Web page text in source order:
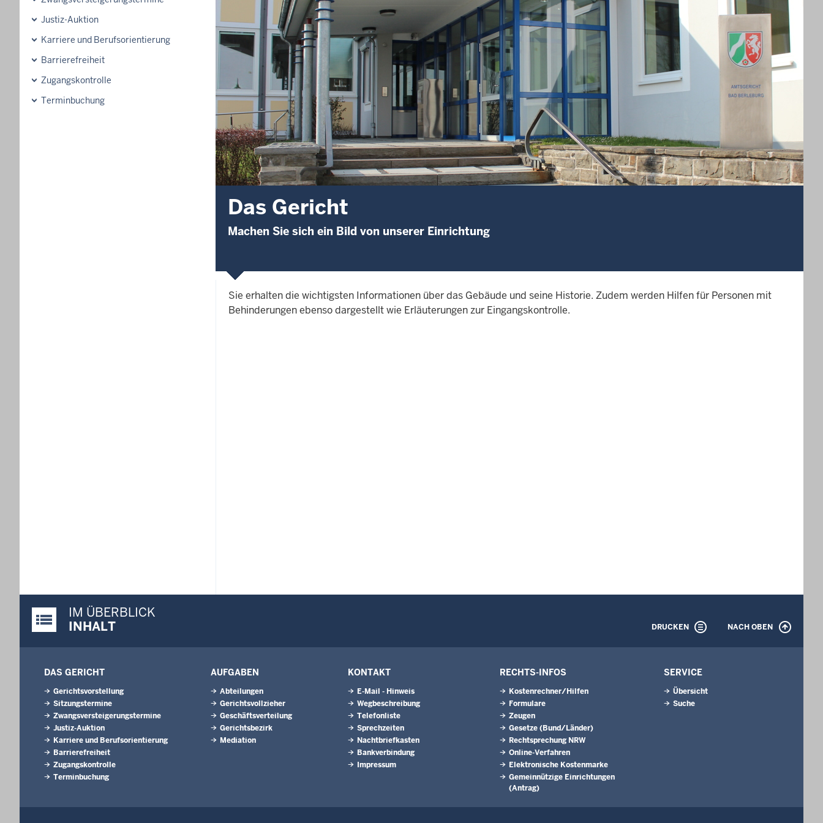
Justiz-Auktion
Karriere und Berufsorientierung
Barrierefreiheit
Zugangskontrolle
Terminbuchung
Das Gericht
Machen Sie sich ein Bild von unserer Einrichtung
Sie erhalten die wichtigsten Informationen über das Gebäude und seine Historie. Zudem werden Hilfen für Personen mit
Behinderungen ebenso dargestellt wie Erläuterungen zur Eingangskontrolle.
Justiz-Portal im Überblick:
IM ÜBERBLICK
INHALT
DRUCKEN NACH OBEN
DAS GERICHT
Gerichtsvorstellung
Sitzungstermine
Zwangsversteigerungs­termine
Justiz-Auktion
Karriere und Berufsorientierung
Barrierefreiheit
Zugangskontrolle
Terminbuchung
AUFGABEN
Abteilungen
Gerichtsvollzieher
Geschäftsverteilung
Gerichtsbezirk
Mediation
KONTAKT
E-Mail - Hinweis
Wegbeschreibung
Telefonliste
Sprechzeiten
Nachtbriefkasten
Bankverbindung
Impressum
RECHTS-INFOS
Kostenrechner/Hilfen
Formulare
Zeugen
Gesetze (Bund/Länder)
Rechtsprechung NRW
Online-Verfahren
Elektronische Kostenmarke
Gemeinnützige Einrichtungen
(Antrag)
SERVICE
Übersicht
Suche